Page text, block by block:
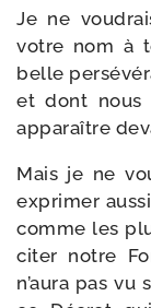
Je ne
votre nom à
belle
et dont nous
appa­raître
Mais je ne
expri­mer
comme les
citer notre
n’aura pas